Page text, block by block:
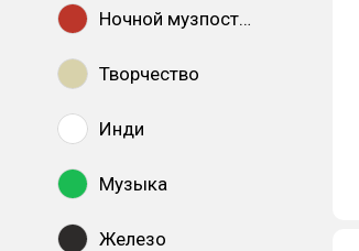
Ночной музпостинг
Творчество
Инди
Музыка
Железо